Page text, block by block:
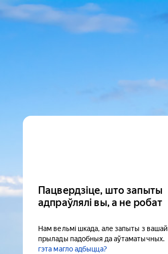
Пацвердзіце, што запыты
адпраўлялі вы, а не робат
Нам вельмі шкада, але запыты з вашай
прылады падобныя да аўтаматычных.
гэта магло адбыцца?